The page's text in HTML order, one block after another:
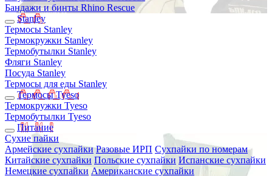
Бандажи и бинты Rhino Rescue
Stanley
Термосы Stanley
Термокружки Stanley
Термобутылки Stanley
Фляги Stanley
Посуда Stanley
Термосы для еды Stanley
Термосы Tyeso
Термокружки Tyeso
Термобутылки Tyeso
Питание
Сухие пайки
Армейские сухпайки Разовые ИРП Сухпайки по номерам
Китайские сухпайки Польские сухпайки Испанские сухпайки
Немецкие сухпайки Американские сухпайки